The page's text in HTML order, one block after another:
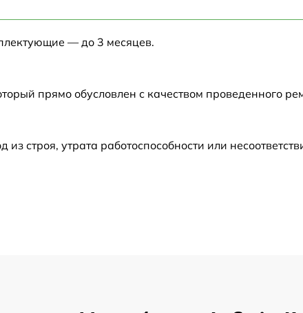
от 60 мин
— до 3 месяцев.
прямо обусловлен с качеством проведенного
строя, утрата работоспособности или